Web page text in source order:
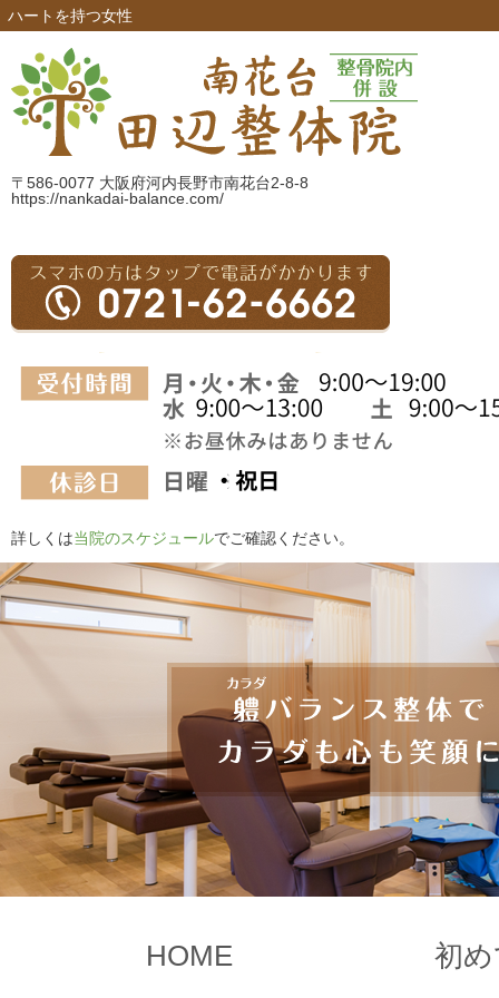
ハートを持つ女性
〒586-0077 大阪府河内長野市南花台2-8-8
https://nankadai-balance.com/
詳しくは当院のスケジュールでご確認ください。
HOME 初